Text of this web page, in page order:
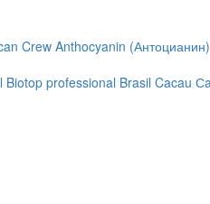
CrewAnthocyanin (Антоцианин)
Biotop professional Brasil Cacau